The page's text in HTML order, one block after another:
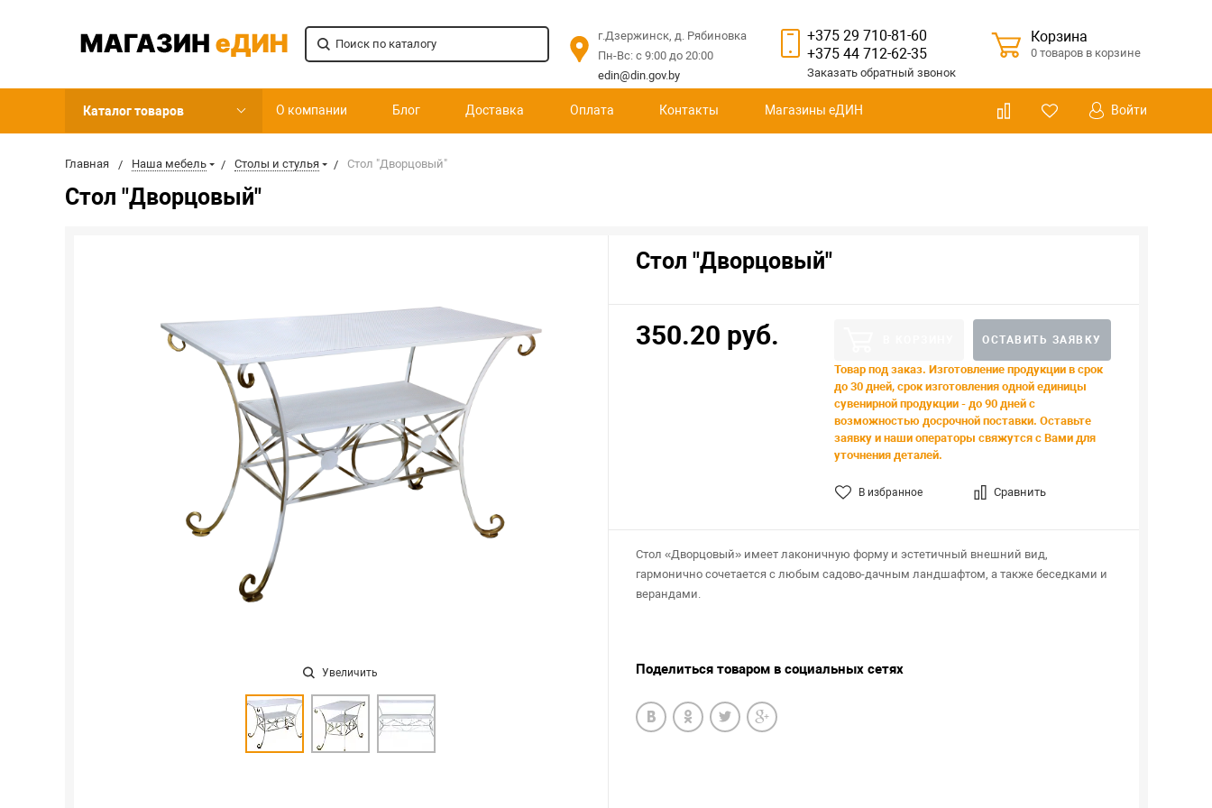
г.Дзержинск, д. Рябиновка
Пн-Вс: c 9:00 до 20:00
edin@din.gov.by
+375 29 710-81-60
+375 44 712-62-35
Заказать обратный звонок
Корзина
0 товаров в корзине
Каталог товаров О компании Блог Доставка Оплата Контакты Магазины еДИН Войти
Главная Наша мебель Столы и стулья Стол "Дворцовый"
Стол "Дворцовый"
Увеличить
Стол "Дворцовый"
350.20 руб. ОСТАВИТЬ ЗАЯВКУ
Товар под заказ. Изготовление продукции в срок
до 30 дней, срок изготовления одной единицы
сувенирной продукции - до 90 дней с
возможностью досрочной поставки. Оставьте
заявку и наши операторы свяжутся с Вами для
уточнения деталей.
В избранное Сравнить
Стол «Дворцовый» имеет лаконичную форму и эстетичный внешний вид,
гармонично сочетается с любым садово-дачным ландшафтом, а также беседками и
верандами.
Поделиться товаром в социальных сетях